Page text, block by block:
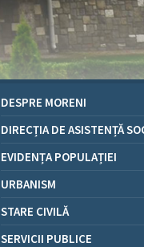
DESPRE MORENI
DIRECȚIA DE ASISTENȚĂ
EVIDENȚA POPULAȚIEI
URBANISM
STARE CIVILĂ
SERVICII PUBLICE